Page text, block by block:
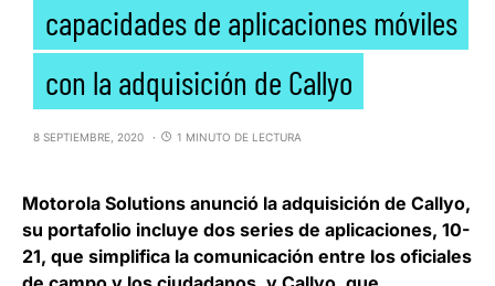
capacidades de aplicaciones móviles
con la adquisición de Callyo
8 SEPTIEMBRE, 2020 1 MINUTO DE LECTURA
Motorola Solutions anunció la adquisición de Callyo,
su portafolio incluye dos series de aplicaciones, 10-
21, que simplifica la comunicación entre los oficiales